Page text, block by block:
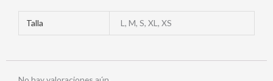
Talla L, M, S, XL, XS